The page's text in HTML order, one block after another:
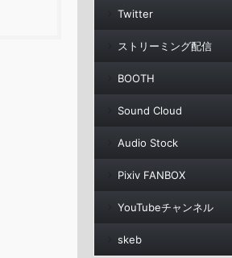
Twitter
ストリーミング配信
BOOTH
Sound Cloud
Audio Stock
Pixiv FANBOX
YouTubeチャンネル
skeb